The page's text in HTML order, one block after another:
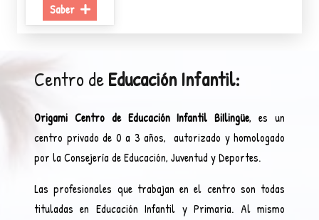
Saber
Centro deEducación Infantil:
Origami Centro de Educación Infantil BiIlingüe, es un
centro privado de 0 a 3 años, autorizado y homologado
por la Consejería de Educación, Juventud y Deportes.
Las profesionales que trabajan en el centro son todas
tituladas en Educación Infantil y Primaria. Al mismo